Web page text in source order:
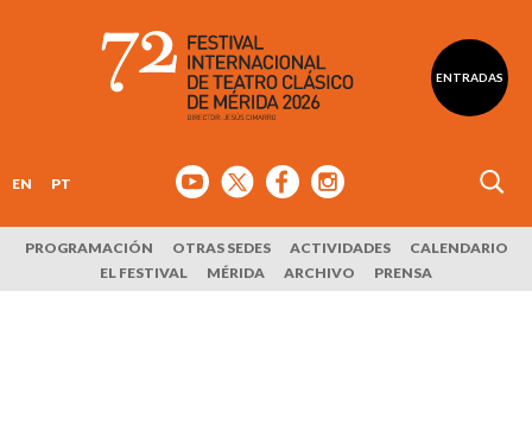
ENTRADAS
EN PT
PROGRAMACIÓN OTRAS SEDES ACTIVIDADES
CALENDARIO
EL FESTIVAL
MÉRIDA ARCHIVO PRENSA